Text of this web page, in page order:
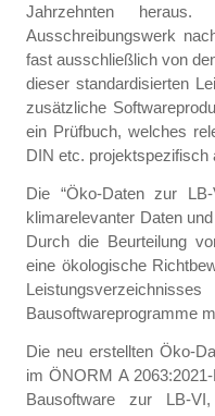
Jahrzehnten
Ausschreibungswerk
fast ausschließlich von
dieser standardisierten
zusätzliche
ein Prüfbuch, welches
DIN etc. projektspezifisch
Die “Öko-Daten zur
klimarelevanter Daten
Durch die Beurteilung
eine ökologische
Bausoftwareprogramme
Die neu erstellten Öko-
im ÖNORM A
Bausoftware zur LB-